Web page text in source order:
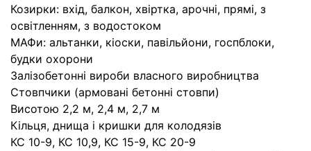
Козирки: вхід, балкон, хвіртка, арочні, прямі, з
освітленням, з водостоком
МАФи: альтанки, кіоски, павільйони, госпблоки,
будки охорони
Залізобетонні вироби власного виробництва
Стовпчики (армовані бетонні стовпи)
Висотою 2,2 м, 2,4 м, 2,7 м
Кільця, днища і кришки для колодязів
КС 10-9, КС 10,9, КС 15-9, КС 20-9